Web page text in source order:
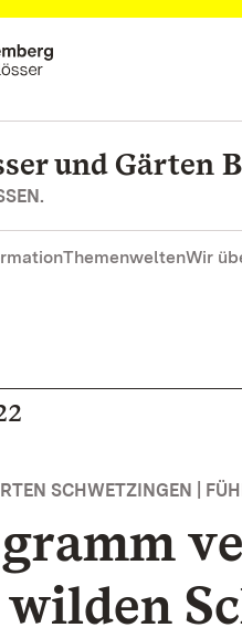
und Gärten
ThemenweltenWir
SCHWETZINGEN |